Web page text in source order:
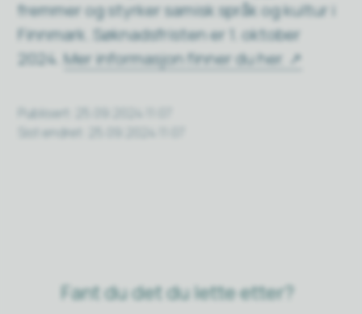
fremmer og styrker samisk språk og kultur i
Finnmark. Søknadsfristen er 1. oktober
2024.Mer informasjon finner du her.
Publisert
Sist endret
Fant du det du lette etter?